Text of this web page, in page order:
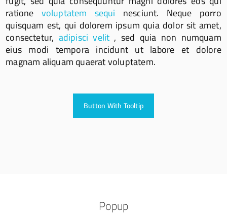
ratione voluptatem sequi nesciunt. Neque porro
quisquam est, qui dolorem ipsum quia dolor sit amet,
consectetur, adipisci velit , sed quia non numquam
eius modi tempora incidunt ut labore et dolore
magnam aliquam quaerat voluptatem.
Button With Tooltip
Popup